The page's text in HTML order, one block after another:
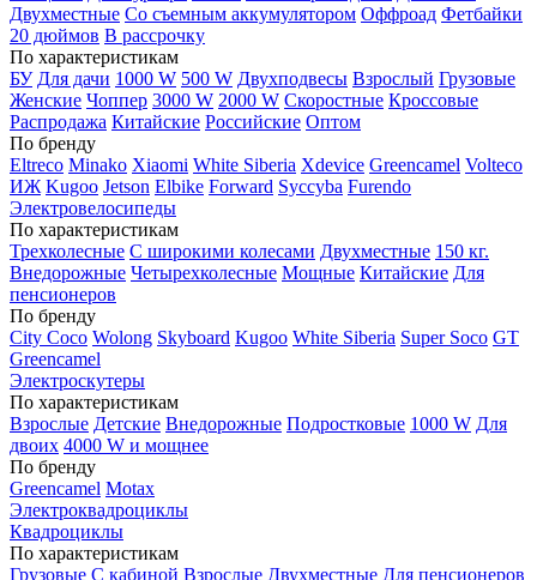
Двухместные Со съемным аккумулятором Оффроад Фетбайки
20 дюймов В рассрочку
По характеристикам
БУ Для дачи 1000 W 500 W Двухподвесы Взрослый Грузовые
Женские Чоппер 3000 W 2000 W Скоростные Кроссовые
Распродажа Китайские Российские Оптом
По бренду
Eltreco Minako Xiaomi White Siberia Xdevice Greencamel Volteco
ИЖ Kugoo Jetson Elbike Forward Syccyba Furendo
Электровелосипеды
По характеристикам
Трехколесные С широкими колесами Двухместные 150 кг.
Внедорожные Четырехколесные Мощные Китайские Для
пенсионеров
По бренду
City Coco Wolong Skyboard Kugoo White Siberia Super Soco GT
Greencamel
Электроскутеры
По характеристикам
Взрослые Детские Внедорожные Подростковые 1000 W Для
двоих 4000 W и мощнее
По бренду
Greencamel Motax
Электроквадроциклы
Квадроциклы
По характеристикам
Грузовые С кабиной Взрослые Двухместные Для пенсионеров